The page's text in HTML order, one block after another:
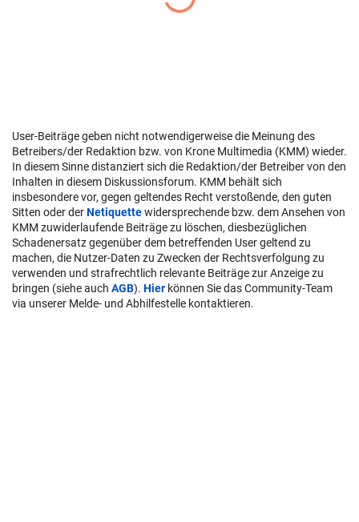
User-Beiträge geben nicht notwendigerweise die Meinung des
Betreibers/der Redaktion bzw. von Krone Multimedia (KMM) wieder.
In diesem Sinne distanziert sich die Redaktion/der Betreiber von den
Inhalten in diesem Diskussionsforum. KMM behält sich
insbesondere vor, gegen geltendes Recht verstoßende, den guten
Sitten oder derNetiquettewidersprechende bzw. dem Ansehen von
KMM zuwiderlaufende Beiträge zu löschen, diesbezüglichen
Schadenersatz gegenüber dem betreffenden User geltend zu
machen, die Nutzer-Daten zu Zwecken der Rechtsverfolgung zu
verwenden und strafrechtlich relevante Beiträge zur Anzeige zu
bringen (siehe auch AGB). Hier können Sie das Community-Team
via unserer Melde- und Abhilfestelle kontaktieren.